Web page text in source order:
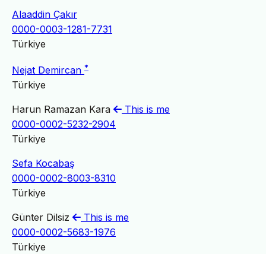
Alaaddin Çakır
0000-0003-1281-7731
Türkiye
Nejat Demircan *
Türkiye
Harun Ramazan Kara
This is me
0000-0002-5232-2904
Türkiye
Sefa Kocabaş
0000-0002-8003-8310
Türkiye
Günter Dilsiz
This is me
0000-0002-5683-1976
Türkiye